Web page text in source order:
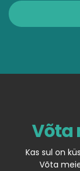
Võta
Kas sul on
Võta